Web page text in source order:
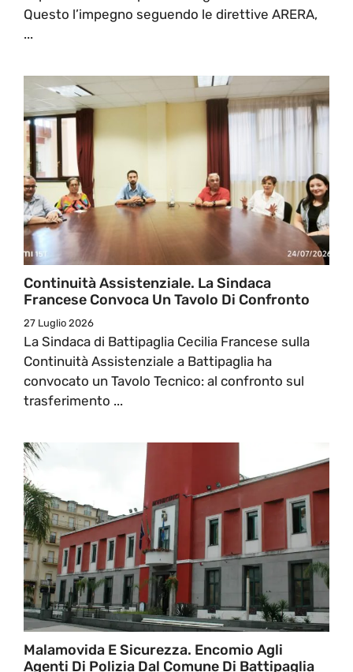
Questo l’impegno seguendo le direttive ARERA,
...
Continuità Assistenziale. La Sindaca
Francese Convoca Un Tavolo Di Confronto
27 Luglio 2026
La Sindaca di Battipaglia Cecilia Francese sulla
Continuità Assistenziale a Battipaglia ha
convocato un Tavolo Tecnico: al confronto sul
trasferimento ...
Malamovida E Sicurezza. Encomio Agli
Agenti Di Polizia Dal Comune Di Battipaglia